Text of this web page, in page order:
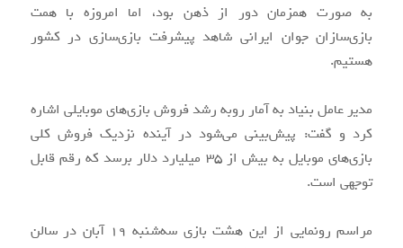
به صورت همزمان دور از ذهن بود، اما امروزه با همت
بازی‌سازان جوان ایرانی شاهد پیشرفت بازی‌سازی در کشور
هستیم.
مدیر عامل بنیاد به آمار روبه رشد فروش بازی‌های موبایلی اشاره
کرد و گفت: پیش‌بینی می‌شود در آینده نزدیک فروش کلی
بازی‌های موبایل به بیش از ۳۵ میلیارد دلار برسد که رقم قابل
توجهی است.
مراسم رونمایی از این هشت بازی سه‌شنبه ۱۹ آبان در سالن